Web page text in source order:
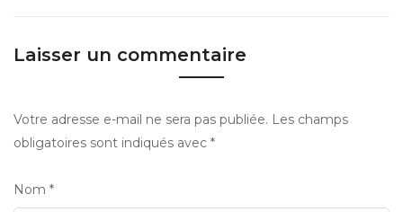
Laisser un commentaire
Votre adresse e-mail ne sera pas publiée. Les champs
obligatoires sont indiqués avec *
Nom *